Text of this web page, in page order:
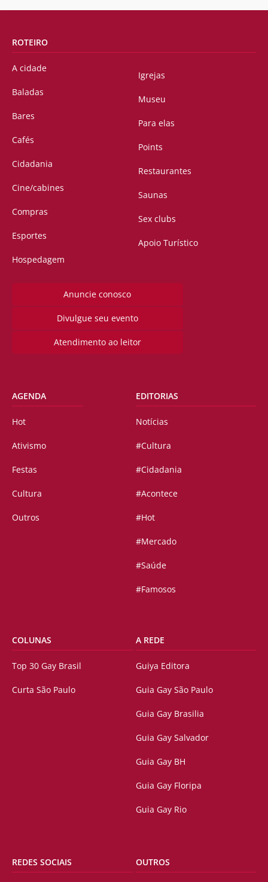
ROTEIRO
A cidade
Baladas
Bares
Cafés
Cidadania
Cine/cabines
Compras
Esportes
Hospedagem
Igrejas
Museu
Para elas
Points
Restaurantes
Saunas
Sex clubs
Apoio Turístico
Anuncie conosco
Divulgue seu evento
Atendimento ao leitor
AGENDA
Hot
Ativismo
Festas
Cultura
Outros
EDITORIAS
Notícias
#Cultura
#Cidadania
#Acontece
#Hot
#Mercado
#Saúde
#Famosos
COLUNAS
Top 30 Gay Brasil
Curta São Paulo
A REDE
Guiya Editora
Guia Gay São Paulo
Guia Gay Brasilia
Guia Gay Salvador
Guia Gay BH
Guia Gay Floripa
Guia Gay Rio
REDES SOCIAIS OUTROS